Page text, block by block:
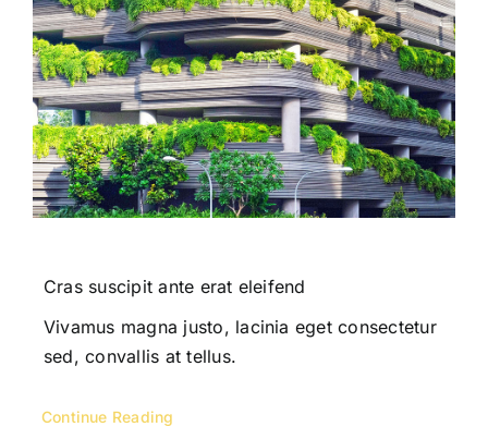
Cras suscipit ante erat eleifend
Vivamus magna justo, lacinia eget consectetur
sed, convallis at tellus.
Continue Reading